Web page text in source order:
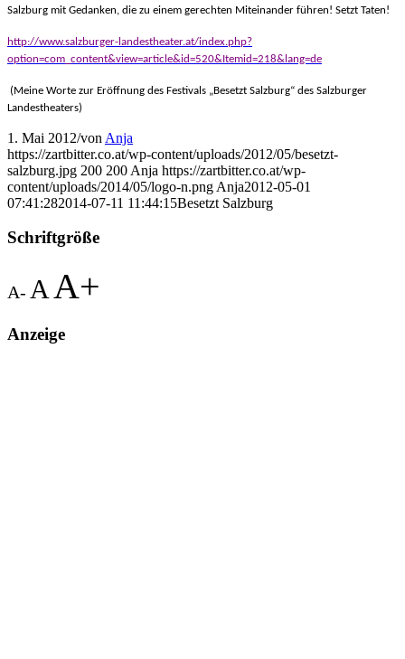
Salzburg mit Gedanken, die zu einem gerechten Miteinander führen! Setzt Taten!
http://www.salzburger-landestheater.at/index.php?
option=com_content&view=article&id=520&Itemid=218&lang=de
(Meine Worte zur Eröffnung des Festivals „Besetzt Salzburg“ des Salzburger
Landestheaters)
1. Mai 2012/von Anja
https://zartbitter.co.at/wp-content/uploads/2012/05/besetzt-
salzburg.jpg 200 200 Anja https://zartbitter.co.at/wp-
content/uploads/2014/05/logo-n.png Anja2012-05-01
07:41:282014-07-11 11:44:15Besetzt Salzburg
Schriftgröße
A- A A+
Anzeige